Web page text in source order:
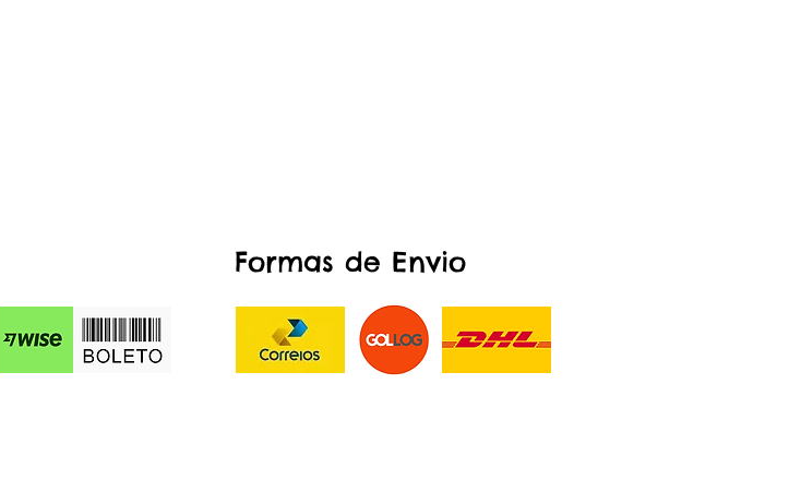
Formas de Envio